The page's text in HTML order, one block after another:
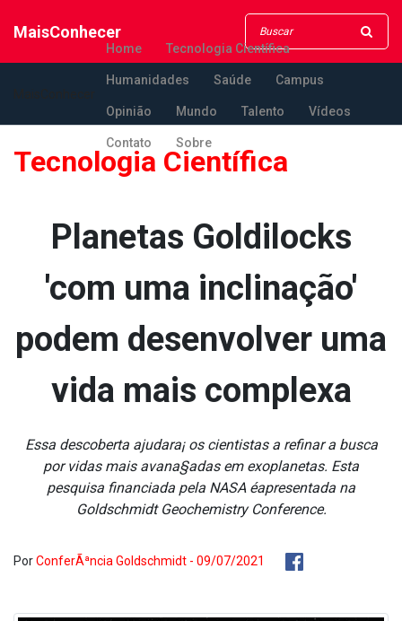
MaisConhecer
Home Tecnologia Científica
Humanidades Saúde Campus
Opinião Mundo Talento Vídeos
Contato Sobre
Tecnologia Científica
Planetas Goldilocks
'com uma inclinação'
podem desenvolver uma
vida mais complexa
Essa descoberta ajudara¡ os cientistas a refinar a busca
por vidas mais avana§adas em exoplanetas. Esta
pesquisa financiada pela NASA éapresentada na
Goldschmidt Geochemistry Conference.
PorConferÃªncia Goldschmidt - 09/07/2021